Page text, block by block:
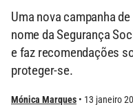
Uma nova campanha
nome da Segurança
e faz recomendações
proteger-se.
Mónica Marques 13 janeiro